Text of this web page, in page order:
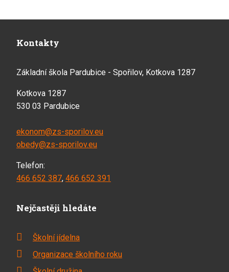
Kontakty
Základní škola Pardubice - Spořilov, Kotkova 1287
Kotkova 1287
530 03 Pardubice
ekonom@zs-sporilov.eu
obedy@zs-sporilov.eu
Telefon:
466 652 387, 466 652 391
Nejčastěji hledáte
Školní jídelna
Organizace školního roku